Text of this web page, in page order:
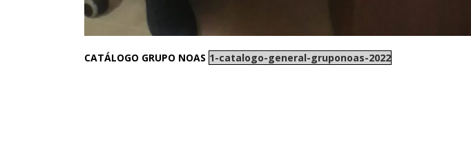
CATÁLOGO GRUPO NOAS 1-catalogo-general-gruponoas-2022